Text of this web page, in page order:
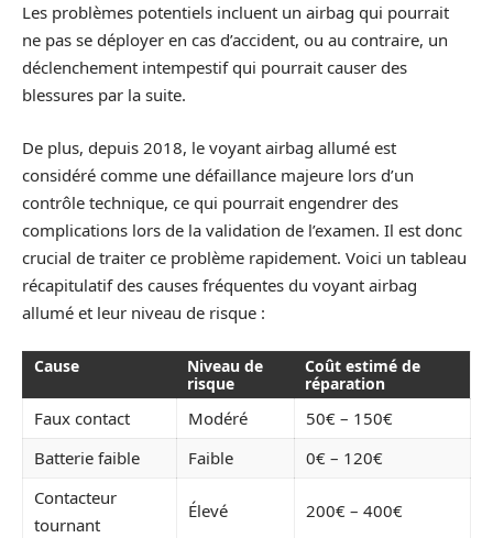
Les problèmes potentiels incluent un airbag qui pourrait
ne pas se déployer en cas d’accident, ou au contraire, un
déclenchement intempestif qui pourrait causer des
blessures par la suite.
De plus, depuis 2018, le voyant airbag allumé est
considéré comme une défaillance majeure lors d’un
contrôle technique, ce qui pourrait engendrer des
complications lors de la validation de l’examen. Il est donc
crucial de traiter ce problème rapidement. Voici un tableau
récapitulatif des causes fréquentes du voyant airbag
allumé et leur niveau de risque :
Cause
Niveau de
risque
Coût estimé de
réparation
Faux contact Modéré
50€ – 150€
Batterie faible
Faible
0€ – 120€
Contacteur
tournant
Élevé 200€ – 400€